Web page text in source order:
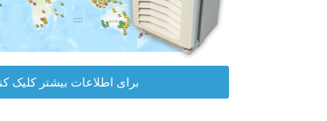
برای اطلاعات بیشتر کلیک